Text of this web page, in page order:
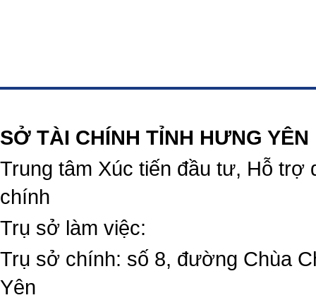
SỞ TÀI CHÍNH TỈNH HƯNG YÊN
Trung tâm Xúc tiến đầu tư, Hỗ trợ
chính
Trụ sở làm việc:
Trụ sở chính: số 8, đường Chùa
Yên